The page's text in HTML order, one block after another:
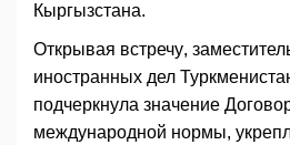
Кыргызстана.
Открывая встречу,
иностранных дел
подчеркнула значение
международной нормы,